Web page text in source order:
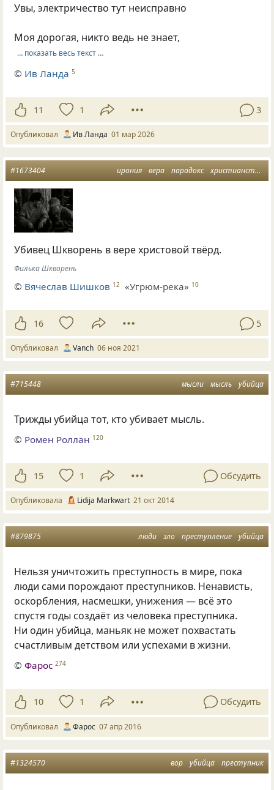
Увы, электричество тут неисправно
Моя дорогая, никто ведь не знает,
… показать весь текст …
© Ив Ланда 5
11 1 3
Опубликовал Ив Ланда 01 мар 2026
ирония вера парадокс христианство
#1673404
Убивец Шкворень в вере христовой твёрд.
Филька Шкворень
© Вячеслав Шишков 12 «Угрюм-река» 10
16 5
Опубликовал Vanch 06 ноя 2021
мысли мысль убийца
#715448
Трижды убийца тот, кто убивает мысль.
© Ромен Роллан 120
15 1 Обсудить
Опубликовала Lidija Markwart 21 окт 2014
люди зло преступление убийца
#879875
Нельзя уничтожить преступность в мире, пока
люди сами порождают преступников. Ненависть,
оскорбления, насмешки, унижения — всё это
спустя годы создаёт из человека преступника.
Ни один убийца, маньяк не может похвастать
счастливым детством или успехами в жизни.
©Фарос 274
10 1 Обсудить
Опубликовал Фарос 07 апр 2016
вор убийца преступник
#1324570